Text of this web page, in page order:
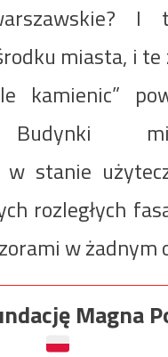
I
miasta, i
kamienic”
w stanie
rozległych
w żadnym
Magna